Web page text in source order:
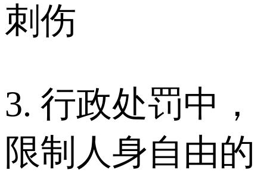
刺伤
3. 行政处罚中，
限制人身自由的